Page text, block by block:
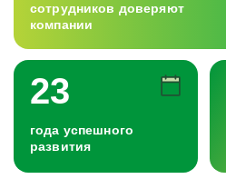
сотрудников доверяют
компании
23
года успешного
развития